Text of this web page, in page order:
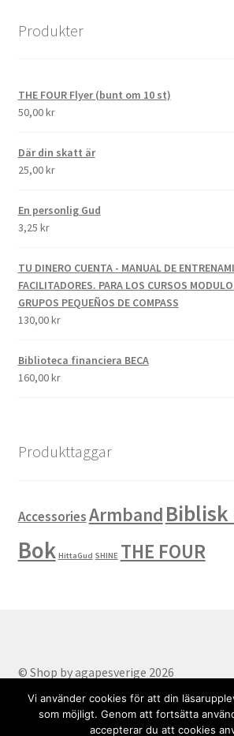
Produkter
THE FOUR Flyer (bunt om 10 st)
50,00kr
Där din skatt är
25,00kr
En personlig Gud
3,25 kr
TU DINERO CUENTA - MANUAL DE
FACILITADORES. PARA LOS CURSOS
GRUPOS PEQUEÑOS DE COMPASS
130,00kr
Biblioteca financiera BECA
160,00kr
Produkttaggar
AccessoriesArmband
Bok HittaGud SHINE THE FOUR
© Shop by agapesverige 2026
Part of AgapeSverige.
Vi använder cookies för att din
som möjligt. Genom att fortsätta
accepterar du att cookies